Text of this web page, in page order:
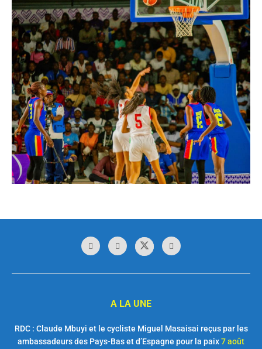
A LA UNE
RDC : Claude Mbuyi et le cycliste Miguel Masaisai reçus par les
ambassadeurs des Pays-Bas et d’Espagne pour la paix7 août